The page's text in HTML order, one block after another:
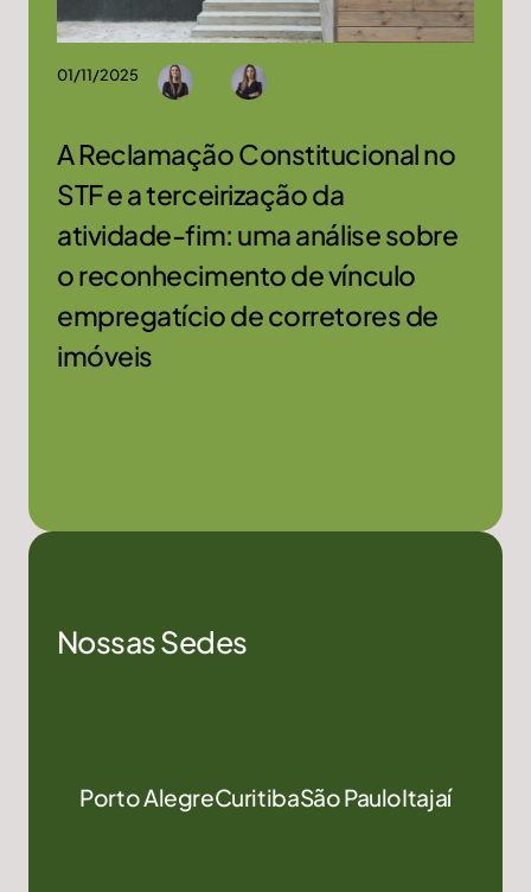
01/11/2025
A Reclamação Constitucional no
STF e a terceirização da
atividade-fim: uma análise sobre
o reconhecimento de vínculo
empregatício de corretores de
imóveis
Nossas Sedes
Porto AlegreCuritibaSão PauloItajaí